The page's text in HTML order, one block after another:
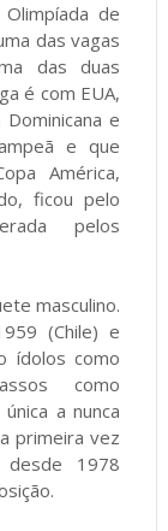
de
das vagas
das duas
é com EUA,
e
e que
América,
ficou pelo
pelos
masculino.
(Chile) e
ídolos como
como
a nunca
primeira vez
1978